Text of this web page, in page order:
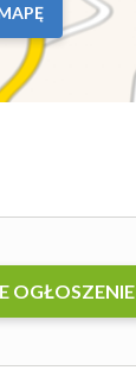
OGŁOSZENIE